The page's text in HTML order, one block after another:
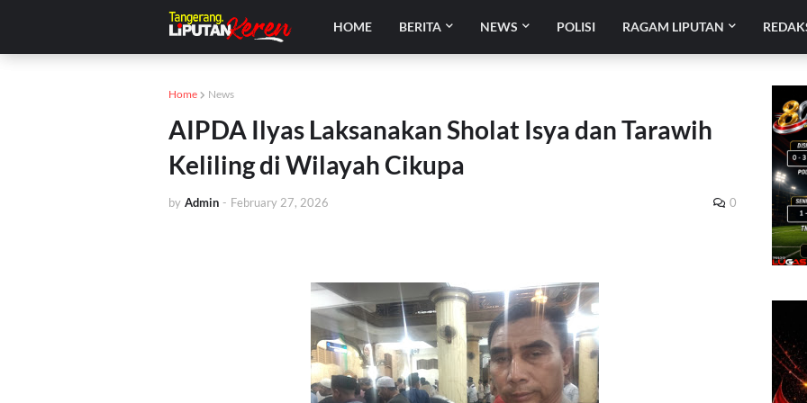
HOME BERITA NEWS POLISI RAGAM LIPUTAN
Home News
AIPDA Ilyas Laksanakan Sholat Isya dan Tarawih
Keliling di Wilayah Cikupa
by Admin - February 27, 2026 0